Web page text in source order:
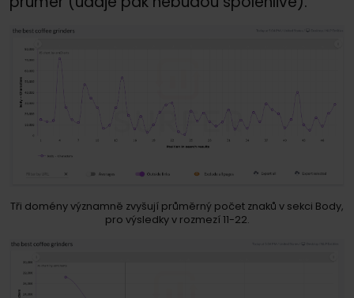
Tři domény významně zvyšují průměrný počet znaků v sekci Body,
pro výsledky v rozmezí 11-22.